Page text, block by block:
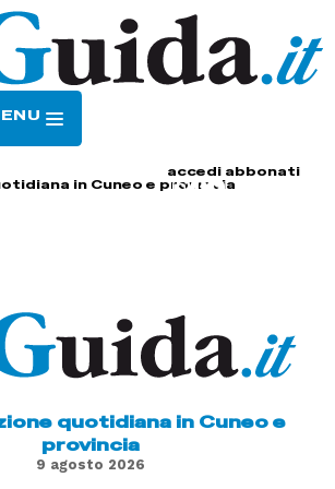
accedi abbonati
in Cuneo e provincia
quotidiana in Cuneo e
provincia
9 agosto 2026